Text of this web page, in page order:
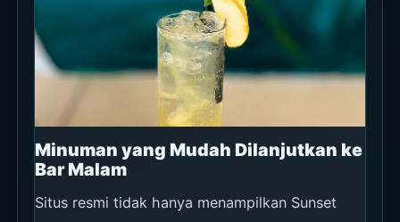
Minuman yang Mudah Dilanjutkan ke
Bar Malam
Situs resmi tidak hanya menampilkan Sunset